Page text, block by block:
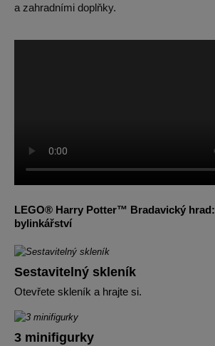
a zahradními doplňky.
LEGO® Harry Potter™ Bradavický
bylinkářství
Sestavitelný skleník
Otevřete skleník a hrajte si.
3 minifigurky